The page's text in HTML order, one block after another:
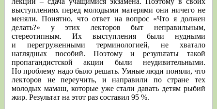
выступлениях перед молодыми матерями они ничего не
меняли. Понятно, что ответ на вопрос «Что я должен
делать?» у этих лекторов быт неправильным,
стереотипным. Их выступления были нудными
и перегруженными терминологией, не хватало
наглядных пособий. Поэтому и результаты такой
пропагандистской акции были неудивительными.
Но проблему надо было решать. Умные люди поняли, что
лекторов не переучить, и направили по стране тех
молодых мамаш, которые уже стали давать детям рыбий
жир. Результат на этот раз составил 95 %.